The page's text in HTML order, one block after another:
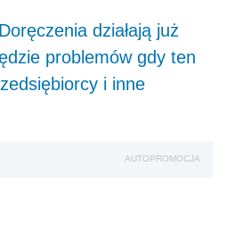
działają już
problemów gdy ten
i inne
AUTOPROMOCJA